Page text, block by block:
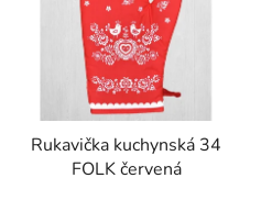
Rukavička kuchynská 34
FOLK červená